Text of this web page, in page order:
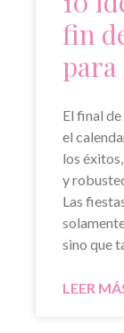
fin
para
El final
el
los
y
Las
sino que
LEER